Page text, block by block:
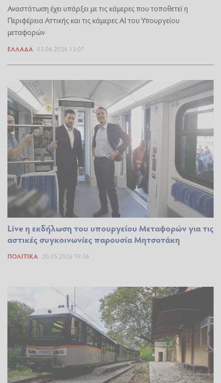
Αναστάτωση έχει υπάρξει με τις κάμερες που τοποθετεί η
Περιφέρεια Αττικής και τις κάμερες AI του Υπουργείου
μεταφορών
ΕΛΛΆΔΑ 03.06.2026 13:07
Live η εκδήλωση του υπουργείου Μεταφορών για τις
αστικές συγκοινωνίες παρουσία Μητσοτάκη
ΠΟΛΙΤΙΚΆ 20.05.2026 19:36